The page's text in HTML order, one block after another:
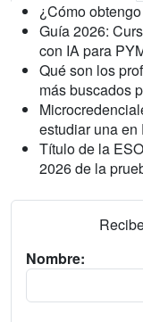
¿Cómo
Guía 2026:
con IA para
Qué son los
más buscados
estudiar una en
Título de la
2026 de la
Nombre: